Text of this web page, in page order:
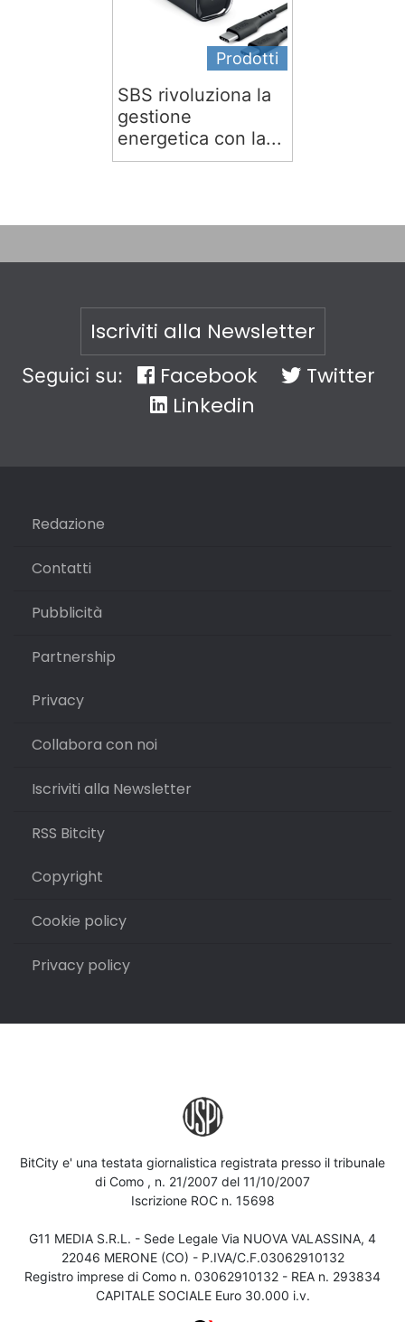
Prodotti
SBS rivoluziona la
gestione
energetica con la...
Iscriviti alla Newsletter
Seguici su: Facebook
Twitter
Linkedin
Redazione
Contatti
Pubblicità
Partnership
Privacy
Collabora con noi
Iscriviti alla Newsletter
RSS Bitcity
Copyright
Cookie policy
Privacy policy
BitCity e' una testata giornalistica registrata presso il tribunale
di Como , n. 21/2007 del 11/10/2007
Iscrizione ROC n. 15698
G11 MEDIA S.R.L. - Sede Legale Via NUOVA VALASSINA, 4
22046 MERONE (CO) - P.IVA/C.F.03062910132
Registro imprese di Como n. 03062910132 - REA n. 293834
CAPITALE SOCIALE Euro 30.000 i.v.